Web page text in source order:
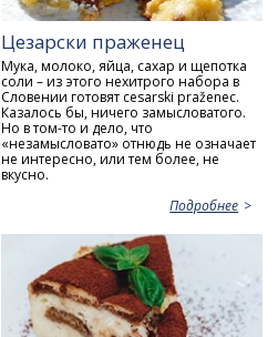
Цезарски праженец
Мука, молоко, яйца, сахар и щепотка
соли – из этого нехитрого набора в
Словении готовят cesarski praženec.
Казалось бы, ничего замысловатого.
Но в том-то и дело, что
«незамысловато» отнюдь не означает
не интересно, или тем более, не
вкусно.
Подробнее